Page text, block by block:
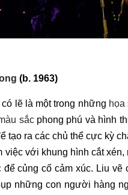
(b. 1963)
lẽ là một trong những
sắcphong phú và hình
tạo ra các chủ thể cực kỳ
việc với khung hình cắt
để củng cố cảm xúc. Liu vẽ
những con người hàng